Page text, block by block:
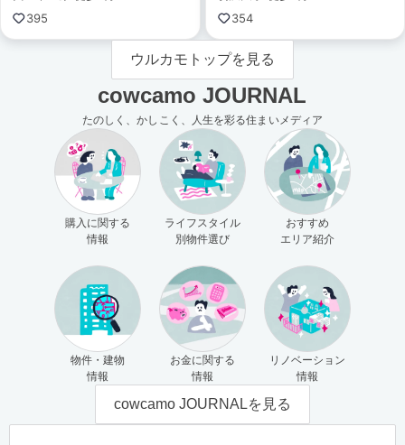
395
354
ウルカモトップを見る
cowcamo JOURNAL
たのしく、かしこく、人生を彩る住まいメディア
購入に関する
情報
ライフスタイル
別物件選び
おすすめ
エリア紹介
物件・建物
情報
お金に関する
情報
リノベーション
情報
cowcamo JOURNALを見る